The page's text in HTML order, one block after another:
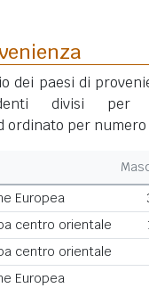
dei paesi di
divisi per
ordinato per
Europea
centro orientale
centro orientale
Europea